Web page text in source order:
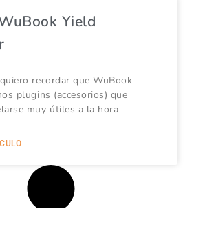
Yield
recordar que WuBook
plugins (accesorios) que
muy útiles a la hora